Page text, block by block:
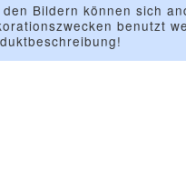
den Bildern können sich
benutzt